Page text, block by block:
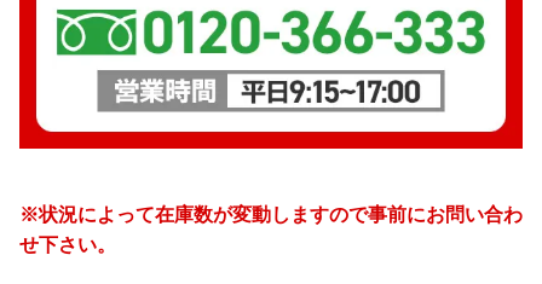
※状況によって在庫数が変動しますので事前にお問い合わ
せ下さい。